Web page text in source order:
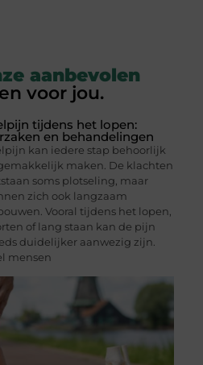
aanbevolen
voor jou.
tijdens het lopen:
en behandelingen
kan iedere stap behoorlijk
maken. De klachten
soms plotseling, maar
zich ook langzaam
Vooral tijdens het lopen,
of lang staan kan de pijn
duidelijker aanwezig zijn.
mensen